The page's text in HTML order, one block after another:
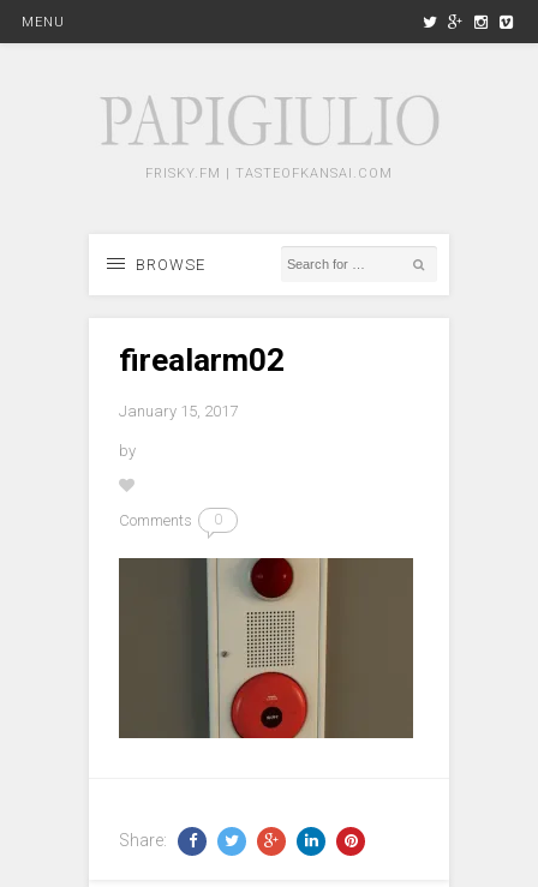
MENU
FRISKY.FM | TASTEOFKANSAI.COM
BROWSE
firealarm02
January 15, 2017
by
Comments 0
Share: